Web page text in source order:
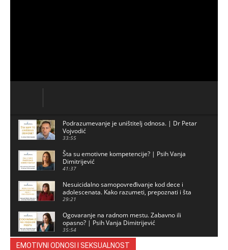
Podrazumevanje je uništitelj odnosa. | Dr Petar
Vojvodić
33:55
Šta su emotivne kompetencije? | Psih Vanja
Dimitrijević
41:37
Nesuicidalno samopovređivanje kod dece i
adolescenata. Kako razumeti, prepoznati i šta
preduzeti?
29:21
Ogovaranje na radnom mestu. Zabavno ili
opasno? | Psih Vanja Dimitrijević
35:54
Novogodišnji specijal 2023 - analiza bajki i
EMOTIVNI ODNOSI I SEKSUALNOST